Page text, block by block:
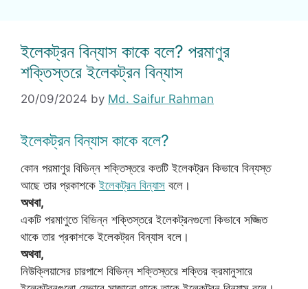
ইলেকট্রন বিন্যাস কাকে বলে? পরমাণুর
শক্তিস্তরে ইলেকট্রন বিন্যাস
20/09/2024 by Md. Saifur Rahman
ইলেকট্রন বিন্যাস কাকে বলে?
কোন পরমাণুর বিভিন্ন শক্তিস্তরে কতটি ইলেকট্রন কিভাবে বিন্যস্ত
আছে তার প্রকাশকেইলেকট্রন বিন্যাস বলে।
অথবা,
একটি পরমাণুতে বিভিন্ন শক্তিস্তরে ইলেকট্রনগুলো কিভাবে সজ্জিত
থাকে তার প্রকাশকে ইলেকট্রন বিন্যাস বলে।
অথবা,
নিউক্লিয়াসের চারপাশে বিভিন্ন শক্তিস্তরে শক্তির ক্রমানুসারে